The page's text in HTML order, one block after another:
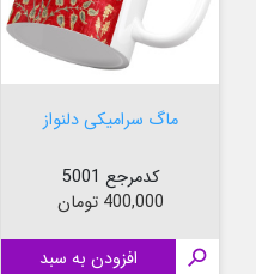
ماگ سرامیکی دلنواز
کدمرجع 5001
قیمت
400,000 تومان
 افزودن به سبد